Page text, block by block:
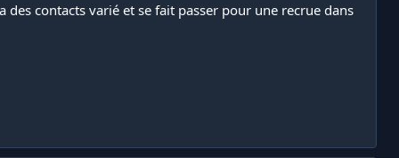
contacts varié et se fait passer pour une recrue dans